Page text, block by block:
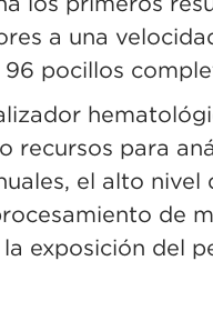
a una
pocillos
recursos para
el alto nivel
de
exposición del